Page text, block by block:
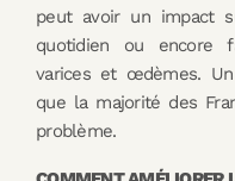
peut avoir un impact
quotidien ou encore
varices et œdèmes. Un
que la majorité des
problème.